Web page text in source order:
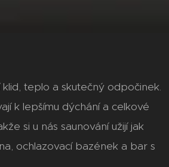
teplo a skutečný odpočinek.
k lepšímu dýchání a celkové
si u nás saunování užijí jak
ochlazovací bazének a bar s